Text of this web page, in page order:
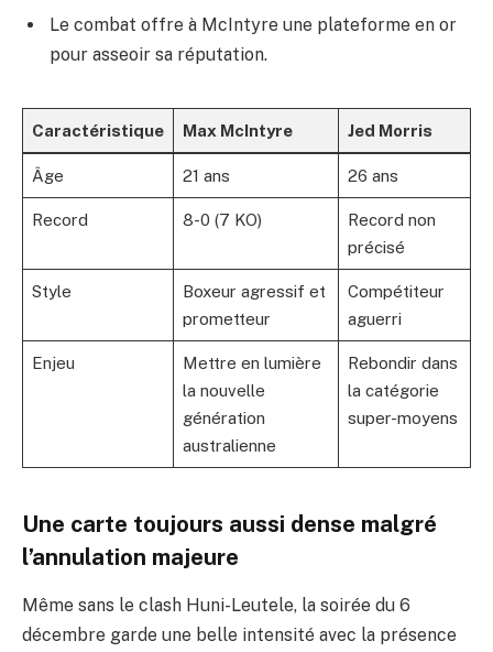
Le combat offre à McIntyre une plateforme en or
pour asseoir sa réputation.
Caractéristique Max McIntyre Jed Morris
Âge 21 ans 26 ans
Record 8-0 (7 KO)
Record non
précisé
Style
Boxeur agressif et
prometteur
Compétiteur
aguerri
Enjeu
Mettre en lumière
la nouvelle
génération
australienne
Rebondir dans
la catégorie
super-moyens
Une carte toujours aussi dense malgré
l’annulation majeure
Même sans le clash Huni-Leutele, la soirée du 6
décembre garde une belle intensité avec la présence